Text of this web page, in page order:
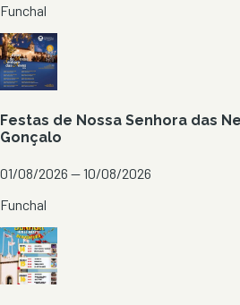
Funchal
Festas de Nossa Senhora das
Gonçalo
01/08/2026 — 10/08/2026
Funchal